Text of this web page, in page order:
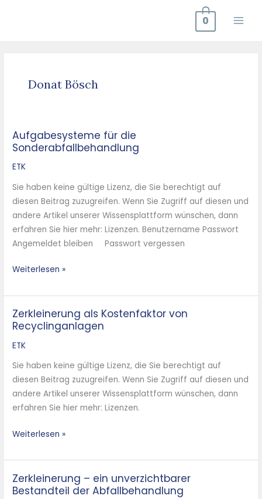
0
Donat Bösch
Aufgabesysteme für die
Sonderabfallbehandlung
ETK
Sie haben keine gültige Lizenz, die Sie berechtigt auf
diesen Beitrag zuzugreifen. Wenn Sie Zugriff auf diesen und
andere Artikel unserer Wissensplattform wünschen, dann
erfahren Sie hier mehr: Lizenzen. Benutzername Passwort
Angemeldet bleiben Passwort vergessen
Aufgabesysteme
für
die
Weiterlesen »
Zerkleinerung als Kostenfaktor von
Recyclinganlagen
ETK
Sie haben keine gültige Lizenz, die Sie berechtigt auf
diesen Beitrag zuzugreifen. Wenn Sie Zugriff auf diesen und
andere Artikel unserer Wissensplattform wünschen, dann
erfahren Sie hier mehr: Lizenzen.
Zerkleinerung
als
Kostenfaktor
Recyclinganlagen
Weiterlesen »
Zerkleinerung – ein unverzichtbarer
Bestandteil der Abfallbehandlung
Zerkleinerung
–